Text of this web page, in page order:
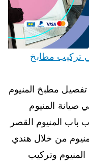
القصر 52227343 فني تركيب مطابخ
مطبخ المنيوم
صيانة المنيوم
باب المنيوم القصر
من خلال هندي
وتركيب